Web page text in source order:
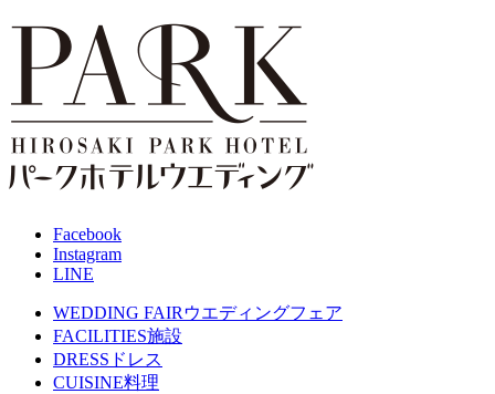
Facebook
Instagram
LINE
WEDDING FAIR ウエディングフェア
FACILITIES施設
DRESS ドレス
CUISINE料理